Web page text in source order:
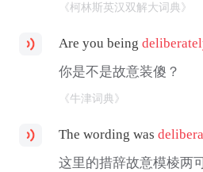
《柯林斯英汉双解大词典》
Are you being
你是不是故意装傻？
《牛津词典》
The wording was
这里的措辞故意模棱两可